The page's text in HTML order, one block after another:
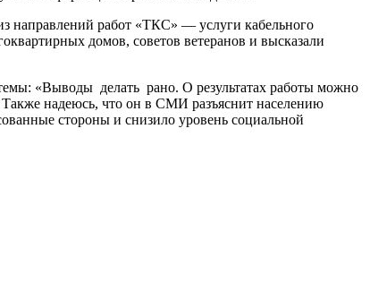
направлений работ «ТКС» — услуги кабельного
домов, советов ветеранов и высказали
«Выводы делать рано. О результатах работы можно
надеюсь, что он в СМИ разъяснит населению
стороны и снизило уровень социальной